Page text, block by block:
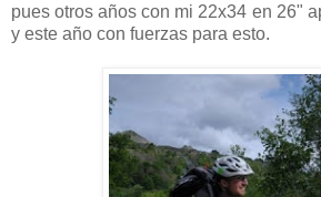
pues otros años con mi 22x34 en 26"
y este año con fuerzas para esto.